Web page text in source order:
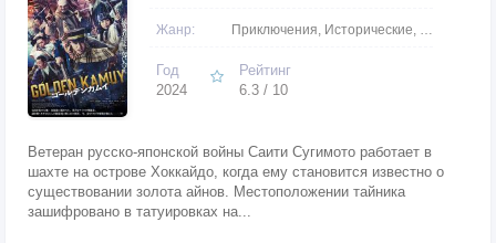
Жанр: Приключения, Исторические, Боевики, Вестерны
Год
2024
Рейтинг
6.3 / 10
Ветеран русско-японской войны Саити Сугимото работает в
шахте на острове Хоккайдо, когда ему становится известно о
существовании золота айнов. Местоположении тайника
зашифровано в татуировках на...